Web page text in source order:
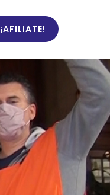
¡AFILIATE!